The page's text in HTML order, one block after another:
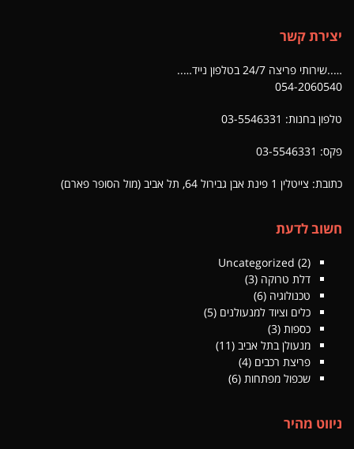
יצירת קשר
…..שירותי פריצה 24/7 בטלפון נייד…..
054-2060540
טלפון בחנות: 03-5546331
פקס: 03-5546331
כתובת: צייטלין 1 פינת אבן גבירול 64, תל אביב (מול הסופר פארם)
חשוב לדעת
Uncategorized (2)
דלת טרוקה (3)
טכנולוגיה (6)
כלים וציוד למנעולנים (5)
כספות (3)
מנעולן בתל אביב (11)
פריצת רכבים (4)
שכפול מפתחות (6)
ניווט מהיר